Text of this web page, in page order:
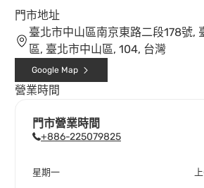
門市地址
臺北市中山區南京東路二段178號,
區, 臺北市中山區, 104, 台灣
Google Map
營業時間
門市營業時間
+886-225079825
星期一